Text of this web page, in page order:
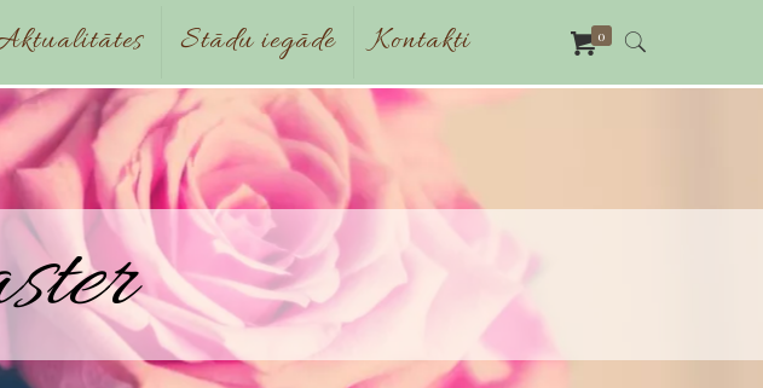
Stādu iegāde Kontakti 0